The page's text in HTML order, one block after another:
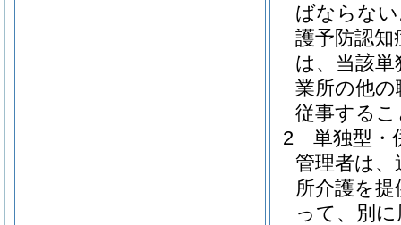
ばならな
護予防認知
は、当該単
業所の他
従事する
2
単独型・
管理者は、
所介護を
って、別